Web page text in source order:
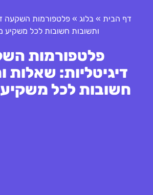
דף הבית » בלוג » פלטפורמות השקעה
ותשובות חשובות לכל
פלטפורמות
דיגיטליות: שאלות
חשובות לכל